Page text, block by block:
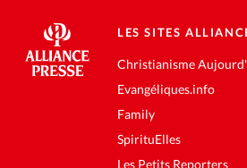
LES SITES
Christianisme
Evangéliques.info
Family
SpirituElles
Les Petits Reporters